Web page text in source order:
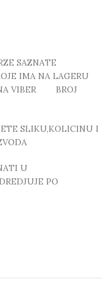
SAZNATE
IMA NA LAGERU
NA VIBER BROJ
SLIKU,KOLICINU I
U
PO